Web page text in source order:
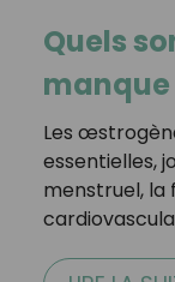
Quels
Les
essentielles,
menstruel, la